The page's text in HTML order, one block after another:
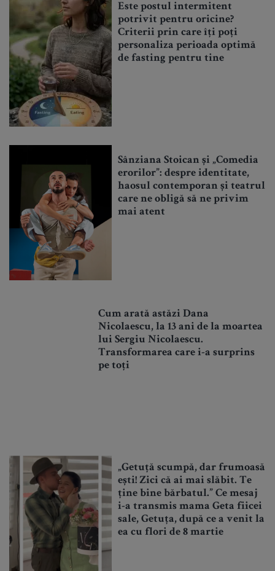
Este postul intermitent
potrivit pentru oricine?
Criterii prin care îți poți
personaliza perioada optimă
de fasting pentru tine
Sânziana Stoican și „Comedia
erorilor”: despre identitate,
haosul contemporan și teatrul
care ne obligă să ne privim
mai atent
Cum arată astăzi Dana
Nicolaescu, la 13 ani de la moartea
lui Sergiu Nicolaescu.
Transformarea care i-a surprins
pe toți
„Getuță scumpă, dar frumoasă
ești! Zici că ai mai slăbit. Te
ține bine bărbatul.” Ce mesaj
i-a transmis mama Geta fiicei
sale, Getuța, după ce a venit la
ea cu flori de 8 martie